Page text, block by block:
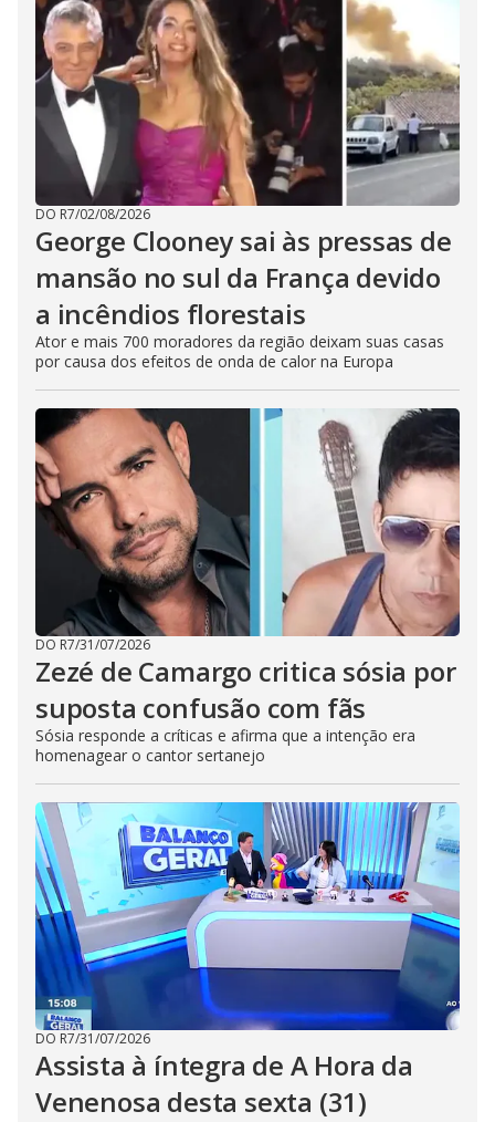
DO R7/02/08/2026
George Clooney sai às pressas de
mansão no sul da França devido
a incêndios florestais
Ator e mais 700 moradores da região deixam suas casas
por causa dos efeitos de onda de calor na Europa
DO R7/31/07/2026
Zezé de Camargo critica sósia por
suposta confusão com fãs
Sósia responde a críticas e afirma que a intenção era
homenagear o cantor sertanejo
DO R7/31/07/2026
Assista à íntegra de A Hora da
Venenosa desta sexta (31)